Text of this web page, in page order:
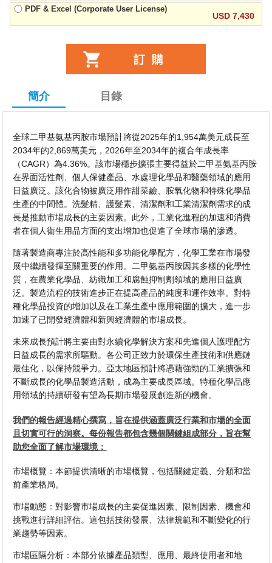
PDF & Excel (Corporate User License)
USD 7,430
簡介 目錄
全球二甲基氨基丙胺市場預計將從2025年的1,954萬美元成長至
2034年的2,869萬美元，2026年至2034年的複合年成長率
（CAGR）為4.36%。該市場穩步擴張主要得益於二甲基氨基丙胺
在界面活性劑、個人保健產品、水處理化學品和醫藥領域的應用
日益廣泛。該化合物被廣泛用作甜菜鹼、胺氧化物和特殊化學品
生產的中間體。洗髮精、護髮素、清潔劑和工業清潔劑需求的成
長是推動市場成長的主要因素。此外，工業化進程的加速和消費
者在個人衛生用品方面的支出增加也促進了全球市場的滲透。
隨著製造商專注於高性能和多功能化學配方，化學工業在市場發
展中繼續發揮至關重要的作用。二甲氨基丙胺因其多樣的化學性
質，在農業化學品、紡織加工和腐蝕抑制劑領域的應用日益廣
泛。製造流程的技術進步正在提高產品的純度和運作效率。對特
種化學品投資的增加以及在工業生產中應用範圍的擴大，進一步
加速了已開發經濟體和新興經濟體的市場成長。
未來成長預計將主要由對永續化學解決方案和先進個人護理配方
日益成長的需求所驅動。各公司正致力於環保生產技術和供應鏈
最佳化，以保持競爭力。亞太地區預計將憑藉強勁的工業擴張和
不斷成長的化學品製造活動，成為主要成長區域。特種化學品應
用領域的持續研發有望為長期市場發展創造新的機會。
我們的報告經過精心撰寫，旨在提供涵蓋廣泛行業和市場的全面
且切實可行的洞察。每份報告都包含幾個關鍵組成部分，旨在幫
助您全面了解市場環境：
市場概覽：本節提供清晰的市場概覽，包括關鍵定義、分類和當
前產業格局。
市場動態：對影響市場成長的主要促進因素、限制因素、機會和
挑戰進行詳細評估。這包括技術發展、法律規範和不斷變化的行
業趨勢等因素。
市場區隔分析：本部分依據產品類型、應用、最終使用者和地